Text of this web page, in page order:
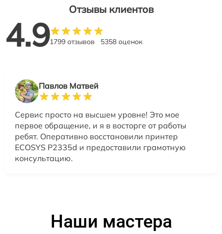
Отзывы клиентов
4.91799 отзывов 5358 оценок
Павлов Матвей
Сервис просто на высшем уровне! Это мое
первое обращение, и я в восторге от работы
ребят. Оперативно восстановили принтер
ECOSYS P2335d и предоставили грамотную
консультацию.
Наши мастера